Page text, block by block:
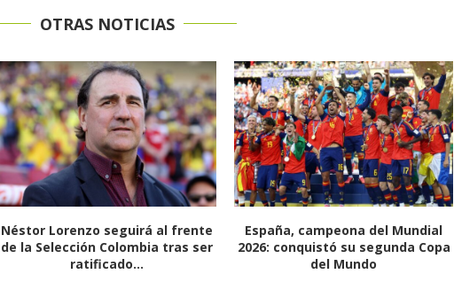
OTRAS NOTICIAS
España, campeona del Mundial
2026: conquistó su segunda Copa
del Mundo
Valledupar despide una historia
que se convirtió en leyenda: así
será la...